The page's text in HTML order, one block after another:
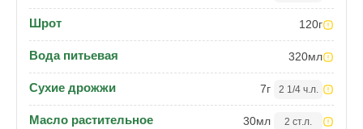
Шрот 120г
Вода питьевая 320мл
Сухие дрожжи 7г 2 1/4 ч.л.
Масло растительное 30мл 2 ст.л.